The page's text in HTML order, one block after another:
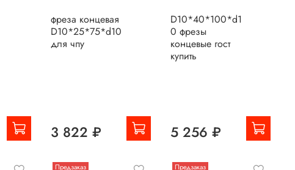
фреза концевая
D10*25*75*d10
для чпу
3 822 ₽
D10*40*100*d1
0 фрезы
концевые гост
купить
5 256 ₽
Предзаказ Предзаказ